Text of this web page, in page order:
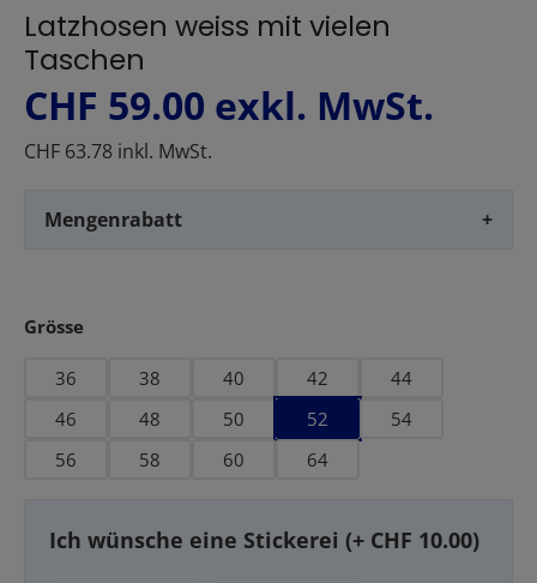
Latzhosen weiss mit vielen
Taschen
CHF 59.00 exkl. MwSt.
CHF 63.78 inkl. MwSt.
Mengenrabatt +
Grösse
36 38 40 42
44
46
48 50 52
54
56
58 60 64
Ich wünsche eine Stickerei (+ CHF 10.00)